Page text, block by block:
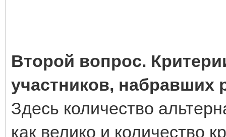
Второй вопрос.
участников, набравших
Здесь количество
как велико и количество